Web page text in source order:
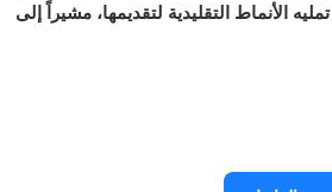
الأنماط التقليدية لتقديمها، مشيراً إلى